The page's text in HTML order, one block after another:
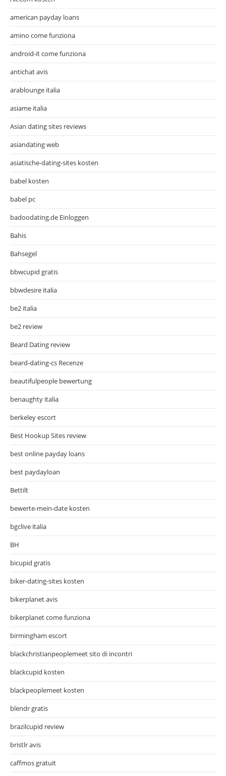
american payday loans
amino come funziona
android-it come funziona
antichat avis
arablounge italia
asiame italia
Asian dating sites reviews
asiandating web
asiatische-dating-sites kosten
babel kosten
babel pc
badoodating.de Einloggen
Bahis
Bahsegel
bbwcupid gratis
bbwdesire italia
be2 italia
be2 review
Beard Dating review
beard-dating-cs Recenze
beautifulpeople bewertung
benaughty italia
berkeley escort
Best Hookup Sites review
best online payday loans
best paydayloan
Bettilt
bewerte-mein-date kosten
bgclive italia
BH
bicupid gratis
biker-dating-sites kosten
bikerplanet avis
bikerplanet come funziona
birmingham escort
blackchristianpeoplemeet sito di incontri
blackcupid kosten
blackpeoplemeet kosten
blendr gratis
brazilcupid review
bristlr avis
caffmos gratuit